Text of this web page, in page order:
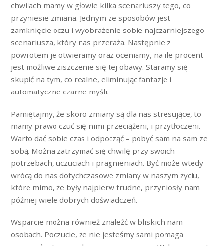
chwilach mamy w głowie kilka scenariuszy tego, co
przyniesie zmiana. Jednym ze sposobów jest
zamknięcie oczu i wyobrażenie sobie najczarniejszego
scenariusza, który nas przeraża. Następnie z
powrotem je otwieramy oraz oceniamy, na ile procent
jest możliwe ziszczenie się tej obawy. Staramy się
skupić na tym, co realne, eliminując fantazje i
automatyczne czarne myśli.
Pamiętajmy, że skoro zmiany są dla nas stresujące, to
mamy prawo czuć się nimi przeciążeni, i przytłoczeni.
Warto dać sobie czas i odpocząć – pobyć sam na sam ze
sobą. Można zatrzymać się chwilę przy swoich
potrzebach, uczuciach i pragnieniach. Być może wtedy
wrócą do nas dotychczasowe zmiany w naszym życiu,
które mimo, że były najpierw trudne, przyniosły nam
później wiele dobrych doświadczeń.
Wsparcie można również znaleźć w bliskich nam
osobach. Poczucie, że nie jesteśmy sami pomaga